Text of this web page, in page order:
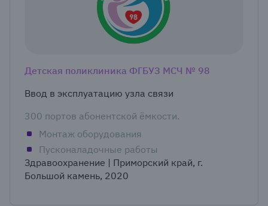
Детская поликлиника ФГБУЗ МСЧ № 98
Ввод в эксплуатацию узла связи
300 портов абонентской ёмкости.
Монтаж оборудования
Пусконаладочные работы
Здравоохранение | Приморский край, г.
Большой камень, 2020